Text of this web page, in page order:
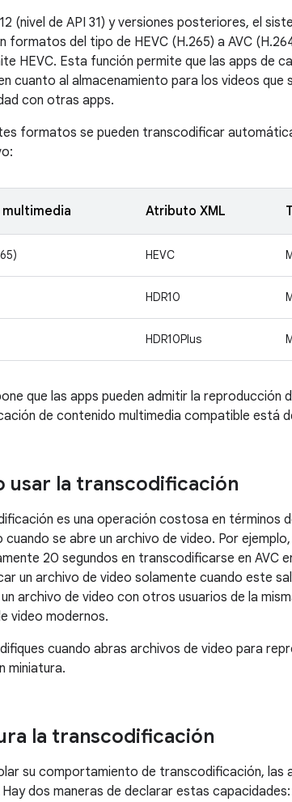
(nivel de API 31) y versiones posteriores, el
formatos del tipo de HEVC (H.265) a AVC
HEVC. Esta función permite que las apps de
cuanto al almacenamiento para los videos que
con otras apps.
formatos se pueden transcodificar
Atributo XML
HEVC
HDR10
HDR10Plus
que las apps pueden admitir la
de contenido multimedia compatible está
usar la transcodificación
es una operación costosa en términos
se abre un archivo de video. Por
20 segundos en transcodificarse en AVC
un archivo de video solamente cuando este
archivo de video con otros usuarios de la
video modernos.
cuando abras archivos de video para
miniatura.
la transcodificación
su comportamiento de transcodificación, las
dos maneras de declarar estas